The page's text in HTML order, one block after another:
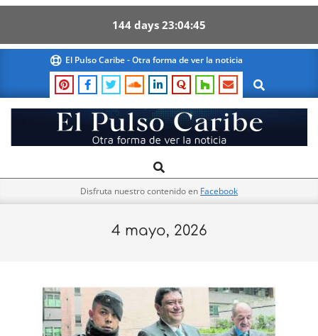
144 days 23 04 44
content
El Pulso Caribe - Otra forma de ver la noticia
Search
El
Pulso
Navigation
Search
Disfruta nuestro contenido en Facebook
4 mayo, 2026